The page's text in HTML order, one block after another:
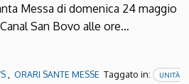
Messa di domenica 24 maggio
San Bovo alle ore…
, ORARI SANTE MESSE Taggato in:
UNITÀ